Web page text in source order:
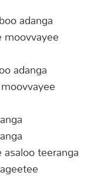
adanga
moovvayee
adanga
teeranga